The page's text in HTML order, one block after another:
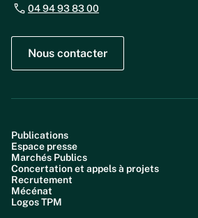
04 94 93 83 00
Nous contacter
Publications
Espace presse
Marchés Publics
Concertation et appels à projets
Recrutement
Mécénat
Logos TPM